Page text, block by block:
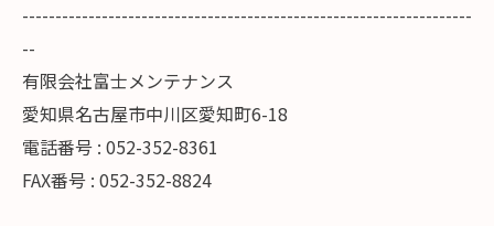
--------------------------------------------------------------------
--
有限会社富士メンテナンス
愛知県名古屋市中川区愛知町6-18
電話番号 : 052-352-8361
FAX番号 : 052-352-8824